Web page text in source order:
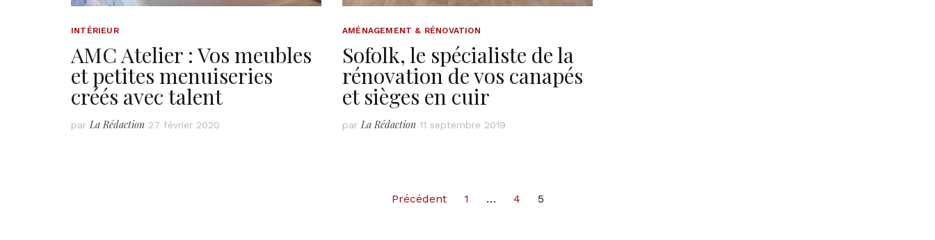
INTÉRIEUR
AMC Atelier : Vos meubles
et petites menuiseries
créés avec talent
par La Rédaction 27 février 2020
AMÉNAGEMENT & RÉNOVATION
Sofolk, le spécialiste de la
rénovation de vos canapés
et sièges en cuir
par La Rédaction 11 septembre 2019
Précédent 1 … 4 5